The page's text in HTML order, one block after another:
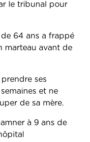
le tribunal pour
de 64 ans a frappé
marteau avant de
ses
et ne
de sa mère.
à 9 ans de